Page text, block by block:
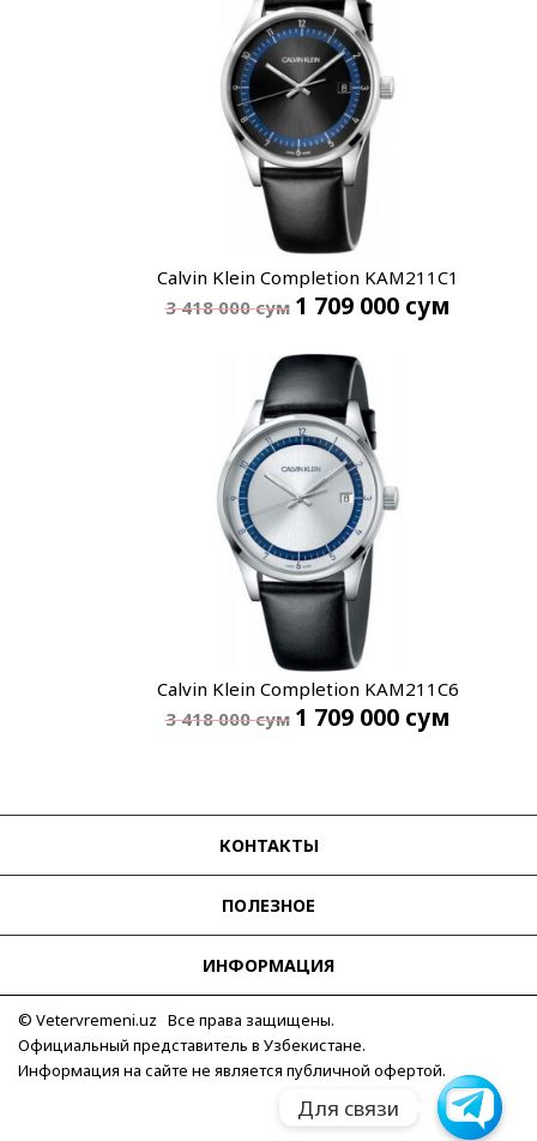
Calvin Klein Completion KAM211C1
3 418 000сум 1 709 000 сум
Calvin Klein Completion KAM211C6
3 418 000сум 1 709 000 сум
КОНТАКТЫ
ПОЛЕЗНОЕ
ИНФОРМАЦИЯ
© Vetervremeni.uz Все права защищены.
Официальный представитель в Узбекистане.
Информация на сайте не является публичной офертой.
Для связи
Для связи